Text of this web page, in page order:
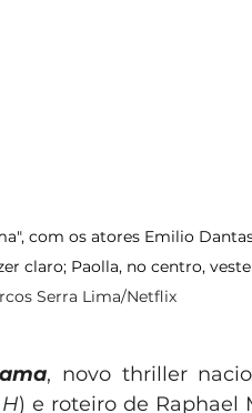
com os atores Emilio
claro; Paolla, no centro,
Serra Lima/Netflix
, novo thriller
) e roteiro de Raphael